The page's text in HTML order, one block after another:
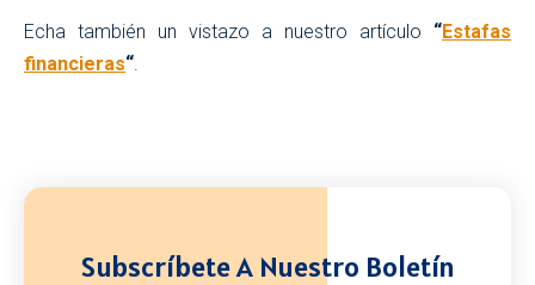
Echa también un vistazo a nuestro artículo “Estafas
financieras“
Subscríbete A Nuestro Boletín